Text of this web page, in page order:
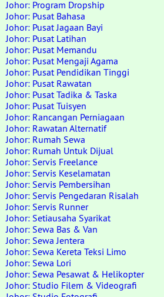
Johor: Program Dropship
Johor: Pusat Bahasa
Johor: Pusat Jagaan Bayi
Johor: Pusat Latihan
Johor: Pusat Memandu
Johor: Pusat Mengaji Agama
Johor: Pusat Pendidikan Tinggi
Johor: Pusat Rawatan
Johor: Pusat Tadika & Taska
Johor: Pusat Tuisyen
Johor: Rancangan Perniagaan
Johor: Rawatan Alternatif
Johor: Rumah Sewa
Johor: Rumah Untuk Dijual
Johor: Servis Freelance
Johor: Servis Keselamatan
Johor: Servis Pembersihan
Johor: Servis Pengedaran Risalah
Johor: Servis Runner
Johor: Setiausaha Syarikat
Johor: Sewa Bas & Van
Johor: Sewa Jentera
Johor: Sewa Kereta Teksi Limo
Johor: Sewa Lori
Johor: Sewa Pesawat & Helikopter
Johor: Studio Filem & Videografi